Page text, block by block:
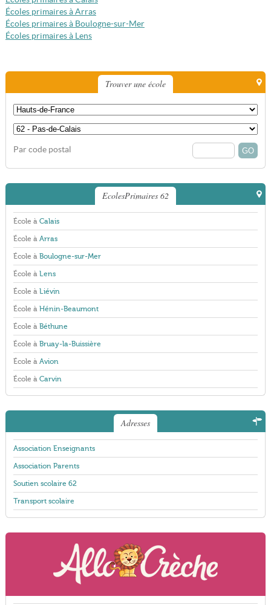
Écoles primaires à Arras
Écoles primaires à Boulogne-sur-Mer
Écoles primaires à Lens
Trouver une école
Par code postal
EcolesPrimaires 62
École à Calais
École à Arras
École à Boulogne-sur-Mer
École à Lens
École à Liévin
École à Hénin-Beaumont
École à Béthune
École à Bruay-la-Buissière
École à Avion
École à Carvin
Adresses
Association Enseignants
Association Parents
Soutien scolaire 62
Transport scolaire